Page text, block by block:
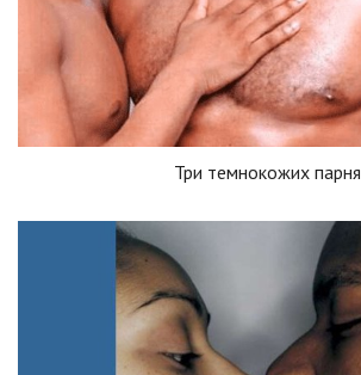
Три темнокожих парня